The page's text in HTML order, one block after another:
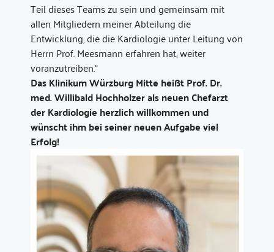
Teil dieses Teams zu sein und gemeinsam mit
allen Mitgliedern meiner Abteilung die
Entwicklung, die die Kardiologie unter Leitung von
Herrn Prof. Meesmann erfahren hat, weiter
voranzutreiben.“
Das Klinikum Würzburg Mitte heißt Prof. Dr.
med. Willibald Hochholzer als neuen Chefarzt
der Kardiologie herzlich willkommen und
wünscht ihm bei seiner neuen Aufgabe viel
Erfolg!